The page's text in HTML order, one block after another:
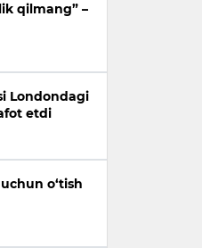
qilmang” –
Londondagi
etdi
o‘tish